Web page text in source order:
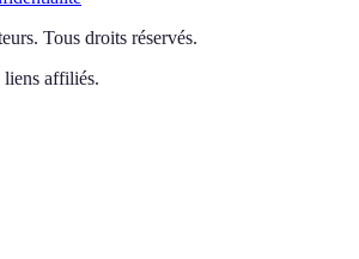
. Tous droits réservés.
liens affiliés.